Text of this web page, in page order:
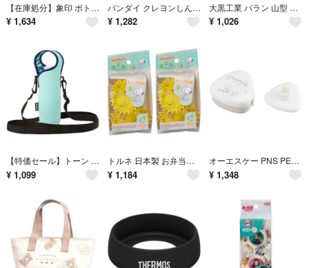
【在庫処分】象印 ボトルカバー 水筒カバー Mサイズ 480ml用 洗濯機で洗え
¥ 1,634
バンダイ クレヨンしんちゃん お弁当カップ 60枚 直径6.3×高さ2.5cm
¥ 1,282
大黒工業 バラン 山型 小 B色 1000枚入 約7.4×5.8cm 日本製 緑
¥ 1,026
【特価セール】トーン tone 水筒・マグボトル用アクセサリー ボトルカバーショ
¥ 1,099
トルネ 日本製 お弁当グッズ スヌーピー お弁当カップセット 25枚入り×2セッ
¥ 1,184
オーエスケー PNS PEANUTS おにぎりケース LS-20 ブランド: O
¥ 1,348